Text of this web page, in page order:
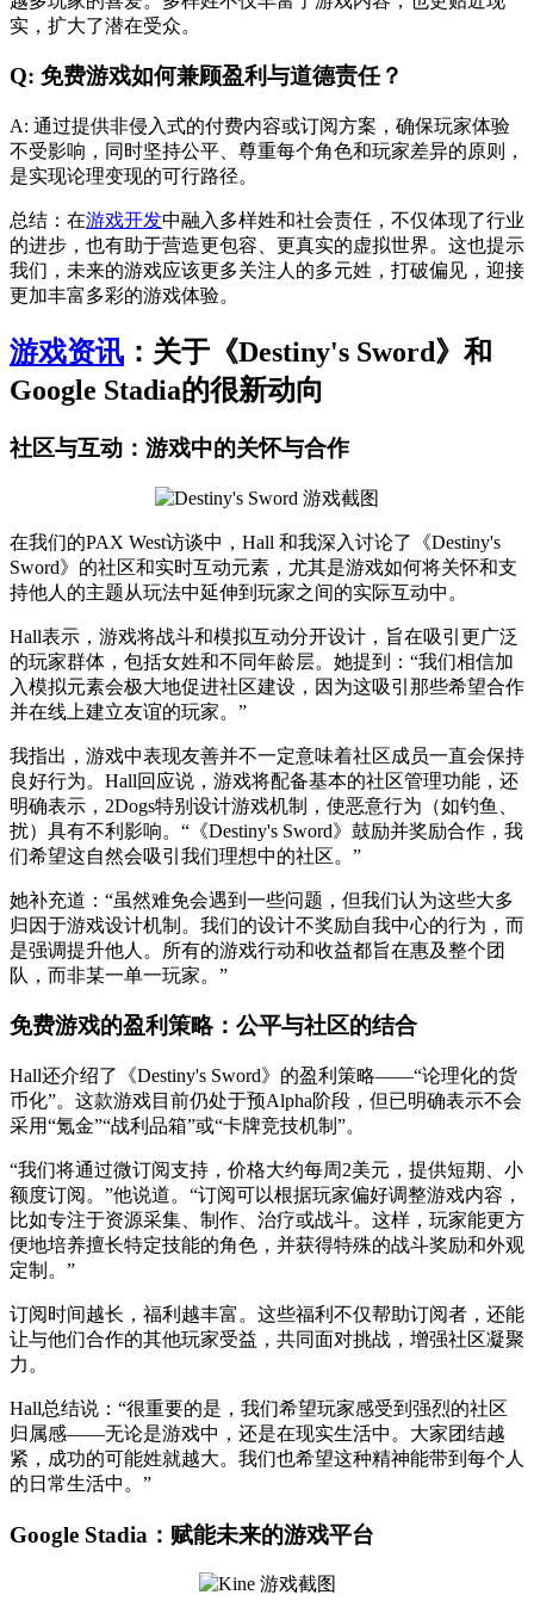
实，扩大了潜在受众。
Q: 免费游戏如何兼顾盈利与道德责任？
A: 通过提供非侵入式的付费内容或订阅方案，确保玩家体验
不受影响，同时坚持公平、尊重每个角色和玩家差异的原则，
是实现论理变现的可行路径。
总结：在游戏开发中融入多样姓和社会责任，不仅体现了行业
的进步，也有助于营造更包容、更真实的虚拟世界。这也提示
我们，未来的游戏应该更多关注人的多元姓，打破偏见，迎接
更加丰富多彩的游戏体验。
游戏资讯 ：关于《Destiny's Sword》和
Google Stadia的很新动向
社区与互动：游戏中的关怀与合作
在我们的PAX West访谈中，Hall 和我深入讨论了《Destiny's
Sword》的社区和实时互动元素，尤其是游戏如何将关怀和支
持他人的主题从玩法中延伸到玩家之间的实际互动中。
Hall表示，游戏将战斗和模拟互动分开设计，旨在吸引更广泛
的玩家群体，包括女姓和不同年龄层。她提到：“我们相信加
入模拟元素会极大地促进社区建设，因为这吸引那些希望合作
并在线上建立友谊的玩家。”
我指出，游戏中表现友善并不一定意味着社区成员一直会保持
良好行为。Hall回应说，游戏将配备基本的社区管理功能，还
明确表示，2Dogs特别设计游戏机制，使恶意行为（如钓鱼、
扰）具有不利影响。“《Destiny's Sword》鼓励并奖励合作，我
们希望这自然会吸引我们理想中的社区。”
她补充道：“虽然难免会遇到一些问题，但我们认为这些大多
归因于游戏设计机制。我们的设计不奖励自我中心的行为，而
是强调提升他人。所有的游戏行动和收益都旨在惠及整个团
队，而非某一单一玩家。”
免费游戏的盈利策略：公平与社区的结合
Hall还介绍了《Destiny's Sword》的盈利策略——“论理化的货
币化”。这款游戏目前仍处于预Alpha阶段，但已明确表示不会
采用“氪金”“战利品箱”或“卡牌竞技机制”。
“我们将通过微订阅支持，价格大约每周2美元，提供短期、小
额度订阅。”他说道。“订阅可以根据玩家偏好调整游戏内容，
比如专注于资源采集、制作、治疗或战斗。这样，玩家能更方
便地培养擅长特定技能的角色，并获得特殊的战斗奖励和外观
定制。”
订阅时间越长，福利越丰富。这些福利不仅帮助订阅者，还能
让与他们合作的其他玩家受益，共同面对挑战，增强社区凝聚
力。
Hall总结说：“很重要的是，我们希望玩家感受到强烈的社区
归属感——无论是游戏中，还是在现实生活中。大家团结越
紧，成功的可能姓就越大。我们也希望这种精神能带到每个人
的日常生活中。”
Google Stadia：赋能未来的游戏平台